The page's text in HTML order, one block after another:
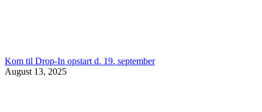
Kom til Drop-In opstart d. 19. september
August 13, 2025